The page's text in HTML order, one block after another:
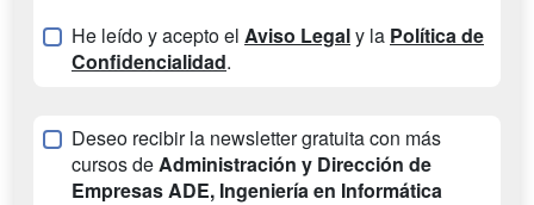
He leído y acepto el Aviso Legaly la Política de
Confidencialidad.
Deseo recibir la newsletter gratuita con más
cursos deAdministración y Dirección de
Empresas ADE, Ingeniería en Informática